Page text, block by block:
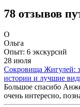
78 отзывов
О
Ольга
Опыт: 6 экскурсий
28 июля
Сокровища Жигулей:
истории и лучшие
Большое спасибо
очень интересно,